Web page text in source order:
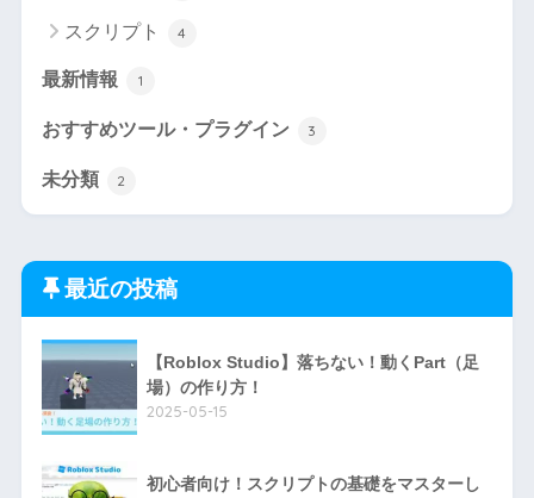
スクリプト 4
最新情報 1
おすすめツール・プラグイン 3
未分類 2
最近の投稿
【Roblox Studio】落ちない！動くPart（足
場）の作り方！
2025-05-15
初心者向け！スクリプトの基礎をマスターし